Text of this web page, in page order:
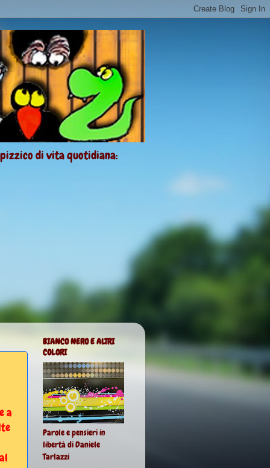
pizzico di vita quotidiana:
a
BIANCO NERO E ALTRI
COLORI
Parole e pensieri in
libertà di Daniele
Tarlazzi